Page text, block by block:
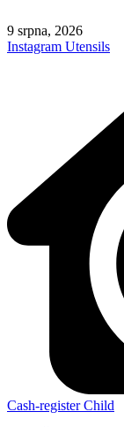
to
content
9 srpna, 2026
Instagram Utensils
Cash-register Child